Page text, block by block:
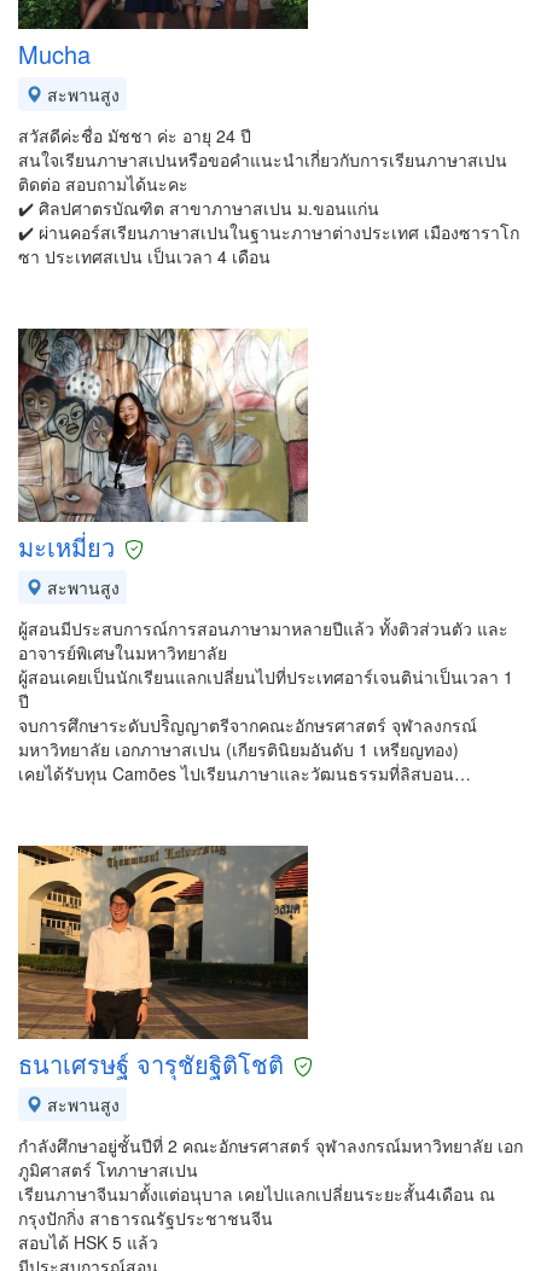
Mucha
สะพานสูง
สวัสดีค่ะชื่อ มัชชา ค่ะ อายุ 24 ปี
สนใจเรียนภาษาสเปนหรือขอคำแนะนำเกี่ยวกับการเรียนภาษาสเปน
ติดต่อ สอบถามได้นะคะ
✔️ ศิลปศาตรบัณฑิต สาขาภาษาสเปน ม.ขอนแก่น
✔️ ผ่านคอร์สเรียนภาษาสเปนในฐานะภาษาต่างประเทศ เมืองซาราโก
ซา ประเทศสเปน เป็นเวลา 4 เดือน
มะเหมี่ยว
สะพานสูง
ผู้สอนมีประสบการณ์การสอนภาษามาหลายปีแล้ว ทั้งติวส่วนตัว และ
อาจารย์พิเศษในมหาวิทยาลัย
ผู้สอนเคยเป็นนักเรียนแลกเปลี่ยนไปที่ประเทศอาร์เจนติน่าเป็นเวลา 1
ปี
จบการศึกษาระดับปริิญญาตรีจากคณะอักษรศาสตร์ จุฬาลงกรณ์
มหาวิทยาลัย เอกภาษาสเปน (เกียรตินิยมอันดับ 1 เหรียญทอง)
เคยได้รับทุน Camões ไปเรียนภาษาและวัฒนธรรมที่ลิสบอน…
ธนาเศรษฐ์ จารุชัยฐิติโชติ
สะพานสูง
กำลังศึกษาอยู่ชั้นปีที่ 2 คณะอักษรศาสตร์ จุฬาลงกรณ์มหาวิทยาลัย เอก
ภูมิศาสตร์ โทภาษาสเปน
เรียนภาษาจีนมาตั้งแต่อนุบาล เคยไปแลกเปลี่ยนระยะสั้น4เดือน ณ
กรุงปักกิ่ง สาธารณรัฐประชาชนจีน
สอบได้ HSK 5 แล้ว
มีประสบการณ์สอน